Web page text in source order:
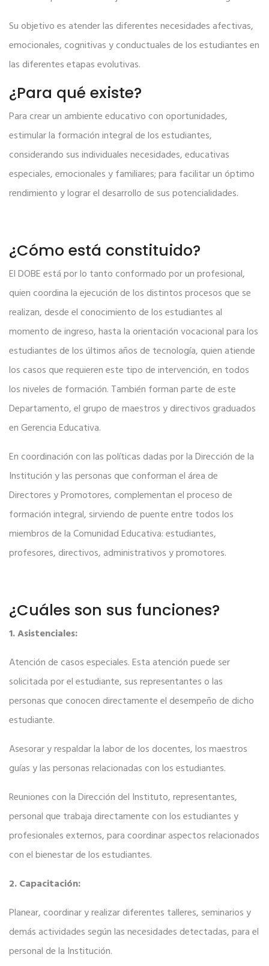
Su objetivo es atender las diferentes necesidades afectivas,
emocionales, cognitivas y conductuales de los estudiantes en
las diferentes etapas evolutivas.
¿Para qué existe?
Para crear un ambiente educativo con oportunidades,
estimular la formación integral de los estudiantes,
considerando sus individuales necesidades, educativas
especiales, emocionales y familiares; para facilitar un óptimo
rendimiento y lograr el desarrollo de sus potencialidades.
¿Cómo está constituido?
El DOBE está por lo tanto conformado por un profesional,
quien coordina la ejecución de los distintos procesos que se
realizan, desde el conocimiento de los estudiantes al
momento de ingreso, hasta la orientación vocacional para los
estudiantes de los últimos años de tecnología, quien atiende
los casos que requieren este tipo de intervención, en todos
los niveles de formación. También forman parte de este
Departamento, el grupo de maestros y directivos graduados
en Gerencia Educativa.
En coordinación con las políticas dadas por la Dirección de la
Institución y las personas que conforman el área de
Directores y Promotores, complementan el proceso de
formación integral, sirviendo de puente entre todos los
miembros de la Comunidad Educativa: estudiantes,
profesores, directivos, administrativos y promotores.
¿Cuáles son sus funciones?
1. Asistenciales:
Atención de casos especiales. Esta atención puede ser
solicitada por el estudiante, sus representantes o las
personas que conocen directamente el desempeño de dicho
estudiante.
Asesorar y respaldar la labor de los docentes, los maestros
guías y las personas relacionadas con los estudiantes.
Reuniones con la Dirección del Instituto, representantes,
personal que trabaja directamente con los estudiantes y
profesionales externos, para coordinar aspectos relacionados
con el bienestar de los estudiantes.
2. Capacitación:
Planear, coordinar y realizar diferentes talleres, seminarios y
demás actividades según las necesidades detectadas, para el
personal de la Institución.